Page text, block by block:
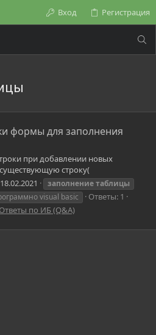
Вход Регистрация
формы для заполнения
при добавлении новых
строку(
18.02.2021 заполнениетаблицы
visual basic
Ответы: 1
по ИБ (Q&A)